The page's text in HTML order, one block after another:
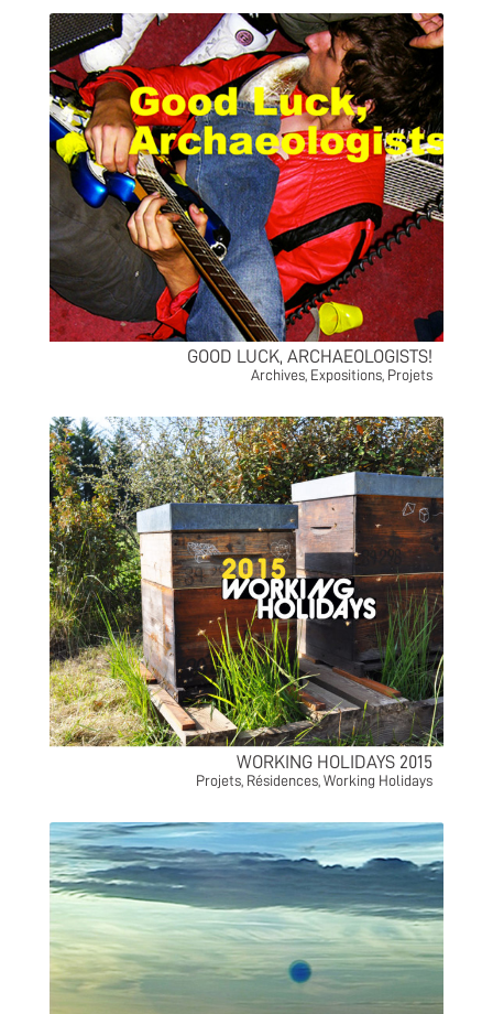
GOOD LUCK, ARCHAEOLOGISTS!
Archives, Expositions, Projets
WORKING HOLIDAYS 2015
Projets Résidences ,Working Holidays